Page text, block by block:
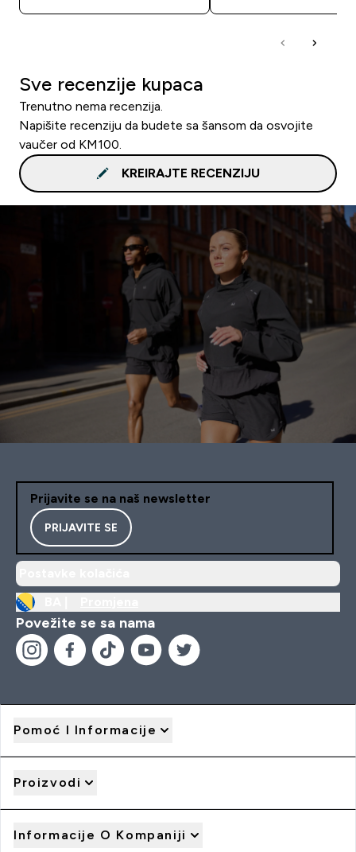
Sve recenzije kupaca
Trenutno nema recenzija.
Napišite recenziju da budete sa šansom da osvojite
vaučer od KM100.
KREIRAJTE RECENZIJU
Prijavite se na naš newsletter
PRIJAVITE SE
Povežite se sa nama
Pomoć I Informacije
Proizvodi
Informacije O Kompaniji